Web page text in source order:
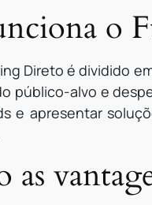
o
Direto é dividido
público-alvo e
e apresentar
as